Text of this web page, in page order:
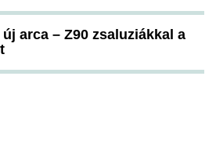
arca – Z90 zsaluziákkal a